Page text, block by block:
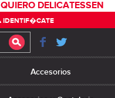
IDENTIF�CATE
Accesorios
QUIERO DELICATESSEN